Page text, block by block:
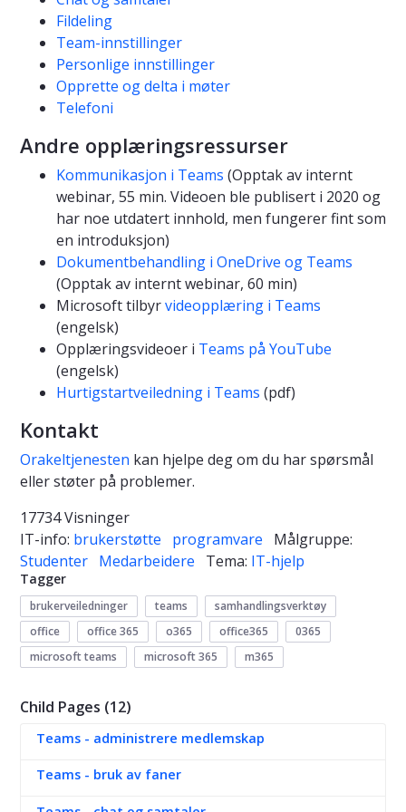
Fildeling
Team-innstillinger
Personlige innstillinger
Opprette og delta i møter
Telefoni
Andre opplæringsressurser
Kommunikasjon i Teams (Opptak av internt
webinar, 55 min. Videoen ble publisert i 2020 og
har noe utdatert innhold, men fungerer fint som
en introduksjon)
Dokumentbehandling i OneDrive og Teams
(Opptak av internt webinar, 60 min)
Microsoft tilbyrvideopplæring i Teams
(engelsk)
Opplæringsvideoer i Teams på YouTube
(engelsk)
Hurtigstartveiledning i Teams (pdf)
Kontakt
Orakeltjenesten kan hjelpe deg om du har spørsmål
eller støter på problemer.
17734 Visninger
IT-info: brukerstøtte programvare
Målgruppe:
Studenter Medarbeidere Tema: IT-hjelp
Tagger
brukerveiledninger teams
samhandlingsverktøy
office
office 365 o365 office365
0365
microsoft teams
microsoft 365 m365
Child Pages (12)
Teams - administrere medlemskap
Teams - bruk av faner